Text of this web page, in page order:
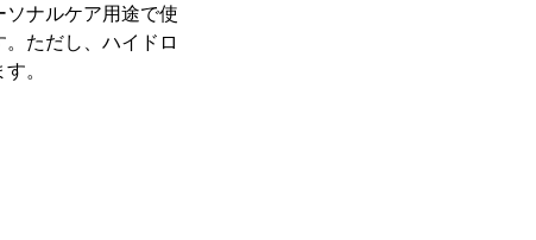
ナルケア用途で使
ただし、ハイドロ
。